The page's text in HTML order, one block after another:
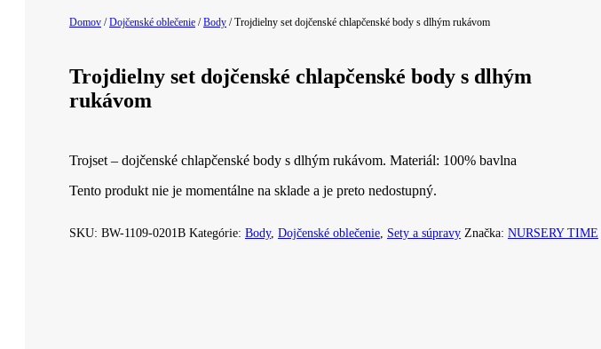
Domov /Dojčenské oblečenie /Body / Trojdielny set dojčenské chlapčenské body s dlhým rukávom
Trojdielny set dojčenské chlapčenské body s dlhým
rukávom
Trojset – dojčenské chlapčenské body s dlhým rukávom. Materiál: 100% bavlna
Tento produkt nie je momentálne na sklade a je preto nedostupný.
SKU: BW-1109-0201B Kategórie: Body, Dojčenské oblečenie Sety a súpravy Značka: NURSERY TIME